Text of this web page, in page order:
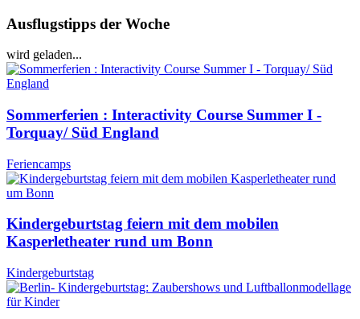
Ausflugstipps der Woche
wird geladen...
Sommerferien : Interactivity Course Summer I -
Torquay/ Süd England
Feriencamps
Kindergeburtstag feiern mit dem mobilen
Kasperletheater rund um Bonn
Kindergeburtstag